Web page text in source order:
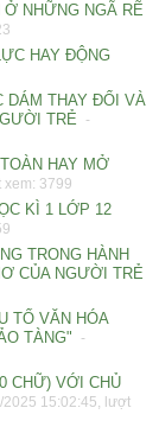
NHỮNG NGÃ RẼ
HAY ĐỘNG
DÁM THAY ĐỔI VÀ
TRẺ
-
HAY MỞ
3799
KÌ 1 LỚP 12
TRONG HÀNH
CỦA NGƯỜI TRẺ
TỐ VĂN HÓA
TÀNG"
-
CHỮ) VỚI CHỦ
15:02:45, lượt